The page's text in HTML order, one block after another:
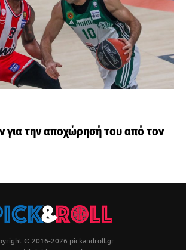
για την αποχώρησή του από τον
© 2016-2026 pickandroll.gr